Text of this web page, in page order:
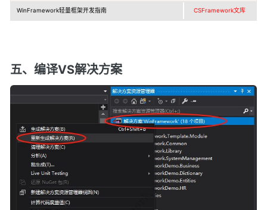
WinFramework轻量框架开发指南 CSFramework文库
五、编译VS解决方案